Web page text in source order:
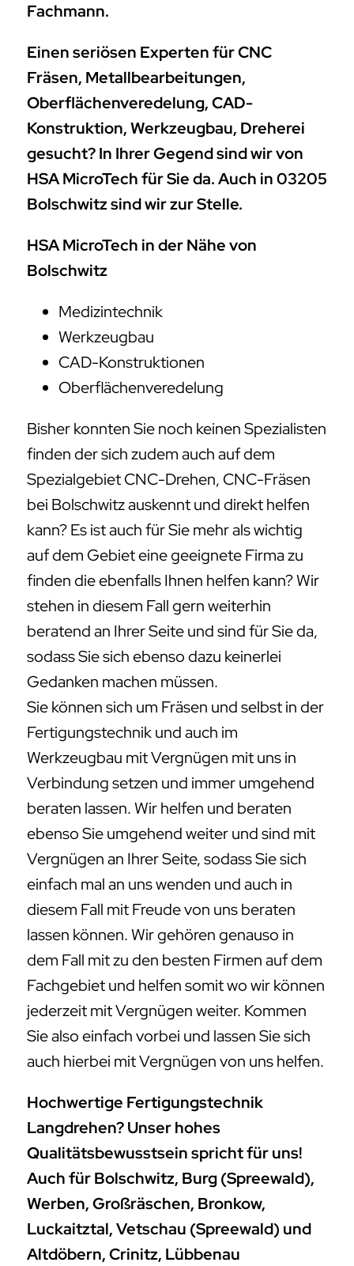
Fachmann.
Einen seriösen Experten für CNC
Fräsen, Metallbearbeitungen,
Oberflächenveredelung, CAD-
Konstruktion, Werkzeugbau, Dreherei
gesucht? In Ihrer Gegend sind wir von
HSA MicroTech für Sie da. Auch in 03205
Bolschwitz sind wir zur Stelle.
HSA MicroTech in der Nähe von
Bolschwitz
Medizintechnik
Werkzeugbau
CAD-Konstruktionen
Oberflächenveredelung
Bisher konnten Sie noch keinen Spezialisten
finden der sich zudem auch auf dem
Spezialgebiet CNC-Drehen, CNC-Fräsen
bei Bolschwitz auskennt und direkt helfen
kann? Es ist auch für Sie mehr als wichtig
auf dem Gebiet eine geeignete Firma zu
finden die ebenfalls Ihnen helfen kann? Wir
stehen in diesem Fall gern weiterhin
beratend an Ihrer Seite und sind für Sie da,
sodass Sie sich ebenso dazu keinerlei
Gedanken machen müssen.
Sie können sich um Fräsen und selbst in der
Fertigungstechnik und auch im
Werkzeugbau mit Vergnügen mit uns in
Verbindung setzen und immer umgehend
beraten lassen. Wir helfen und beraten
ebenso Sie umgehend weiter und sind mit
Vergnügen an Ihrer Seite, sodass Sie sich
einfach mal an uns wenden und auch in
diesem Fall mit Freude von uns beraten
lassen können. Wir gehören genauso in
dem Fall mit zu den besten Firmen auf dem
Fachgebiet und helfen somit wo wir können
jederzeit mit Vergnügen weiter. Kommen
Sie also einfach vorbei und lassen Sie sich
auch hierbei mit Vergnügen von uns helfen.
Hochwertige Fertigungstechnik
Langdrehen? Unser hohes
Qualitätsbewusstsein spricht für uns!
Auch für Bolschwitz, Burg (Spreewald),
Werben, Großräschen, Bronkow,
Luckaitztal, Vetschau (Spreewald) und
Altdöbern, Crinitz, Lübbenau